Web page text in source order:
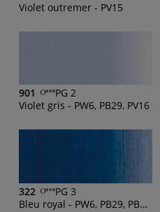
Violet outremer - PV15
901
PG 2
Violet gris - PW6, PB29, PV16
322
PG 3
Bleu royal - PW6, PB29, PB15:6